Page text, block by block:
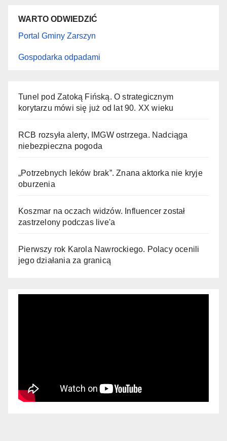
WARTO ODWIEDZIĆ
Portal Gminy Zarszyn
Gospodarka odpadami
Tunel pod Zatoką Fińską. O strategicznym
korytarzu mówi się już od lat 90. XX wieku
RCB rozsyła alerty, IMGW ostrzega. Nadciąga
niebezpieczna pogoda
„Potrzebnych leków brak”. Znana aktorka nie kryje
oburzenia
Koszmar na oczach widzów. Influencer został
zastrzelony podczas live'a
Pierwszy rok Karola Nawrockiego. Polacy ocenili
jego działania za granicą